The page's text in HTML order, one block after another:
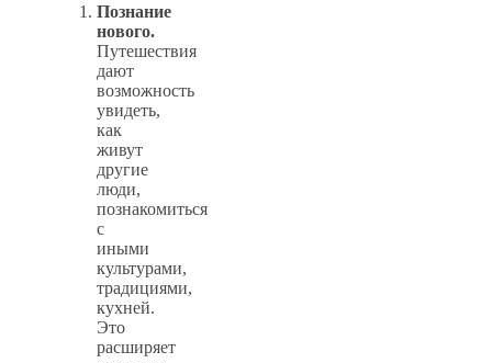
Познание
нового.
Путешествия
дают
возможность
увидеть,
как
живут
другие
люди,
познакомиться
с
иными
культурами,
традициями,
кухней.
Это
расширяет